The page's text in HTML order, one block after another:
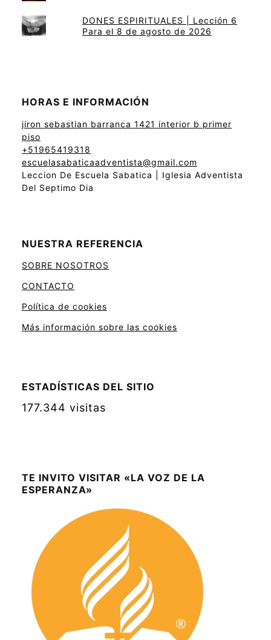
DONES ESPIRITUALES | Lección 6
Para el 8 de agosto de 2026
HORAS E INFORMACIÓN
jiron sebastian barranca 1421 interior b primer
piso
+51965419318
escuelasabaticaadventista@gmail.com
Leccion De Escuela Sabatica | Iglesia Adventista
Del Septimo Dia
NUESTRA REFERENCIA
SOBRE NOSOTROS
CONTACTO
Política de cookies
Más información sobre las cookies
ESTADÍSTICAS DEL SITIO
177.344 visitas
TE INVITO VISITAR «LA VOZ DE LA
ESPERANZA»